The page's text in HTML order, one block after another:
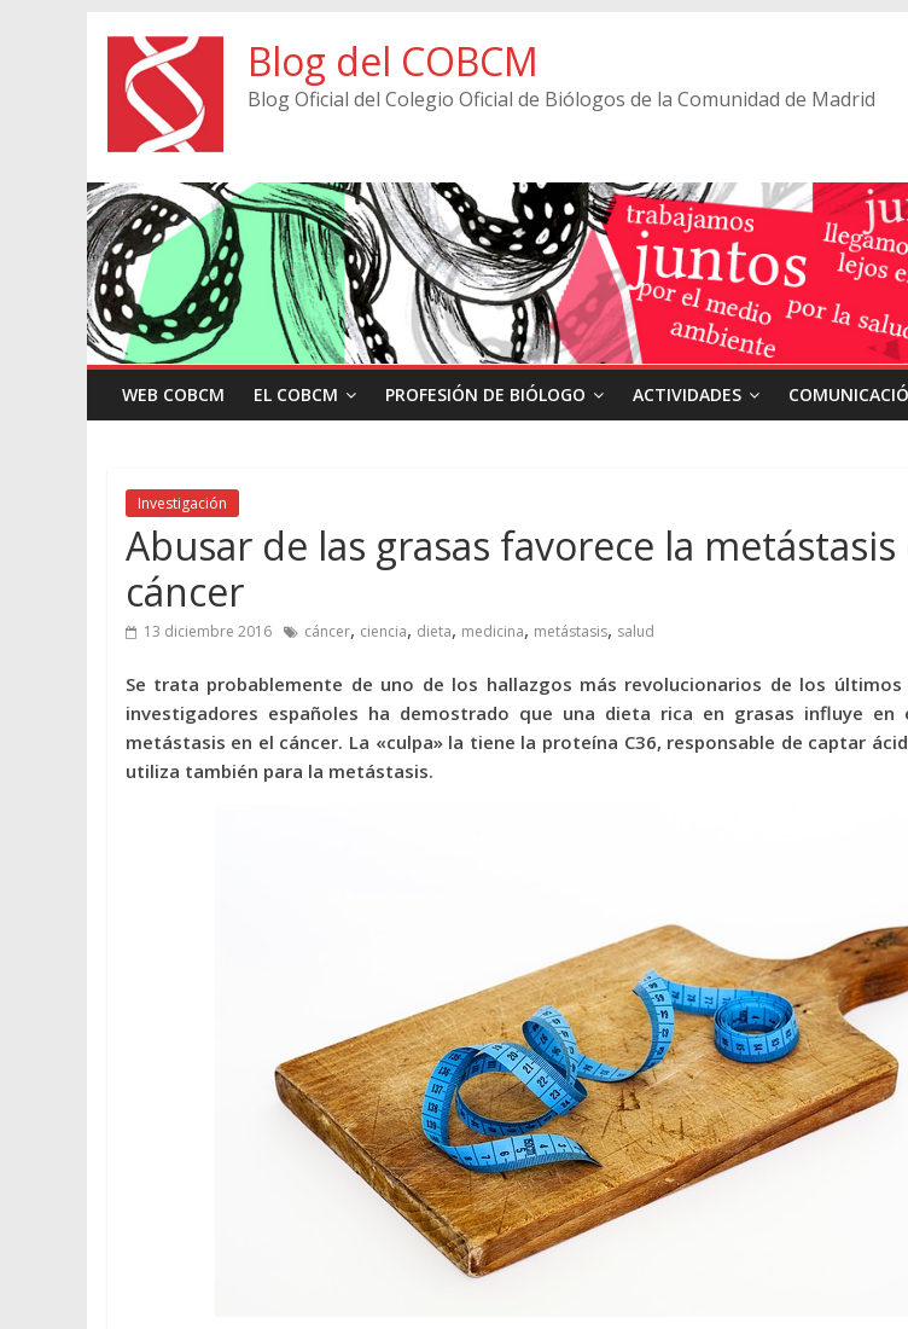
Blog del COBCM
Blog Oficial del Colegio Oficial de Biólogos de la Comunidad de Madrid
WEB COBCM EL COBCM PROFESIÓN DE BIÓLOGO ACTIVIDADES
Investigación
Abusar de las grasas favorece la metástasis
cáncer
13 diciembre 2016 cáncer, ciencia, dieta, medicina, metástasis, salud
Se trata probablemente de uno de los hallazgos más revolucionarios de los
investigadores españoles ha demostrado que una dieta rica en grasas influye en
metástasis en el cáncer. La «culpa» la tiene la proteína C36, responsable de captar
utiliza también para la metástasis.